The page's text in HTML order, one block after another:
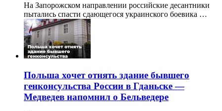
На Запорожском направлении российские десантники
пытались спасти сдающегося украинского боевика …
Польша хочет отнять здание бывшего
генконсульства России в Гданьске —
Медведев напомнил о Бельведере